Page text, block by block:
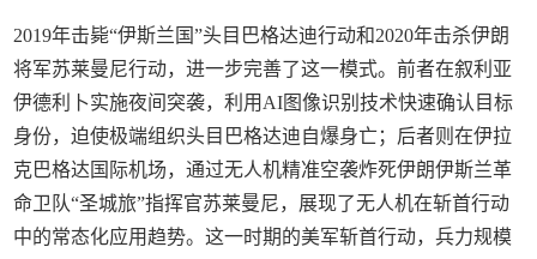
2019年击毙“伊斯兰国”头目巴格达迪行动和2020年击杀伊朗
将军苏莱曼尼行动，进一步完善了这一模式。前者在叙利亚
伊德利卜实施夜间突袭，利用AI图像识别技术快速确认目标
身份，迫使极端组织头目巴格达迪自爆身亡；后者则在伊拉
克巴格达国际机场，通过无人机精准空袭炸死伊朗伊斯兰革
命卫队“圣城旅”指挥官苏莱曼尼，展现了无人机在斩首行动
中的常态化应用趋势。这一时期的美军斩首行动，兵力规模